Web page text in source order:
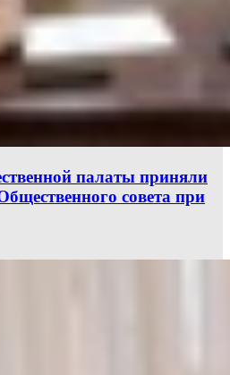
палаты приняли
совета при